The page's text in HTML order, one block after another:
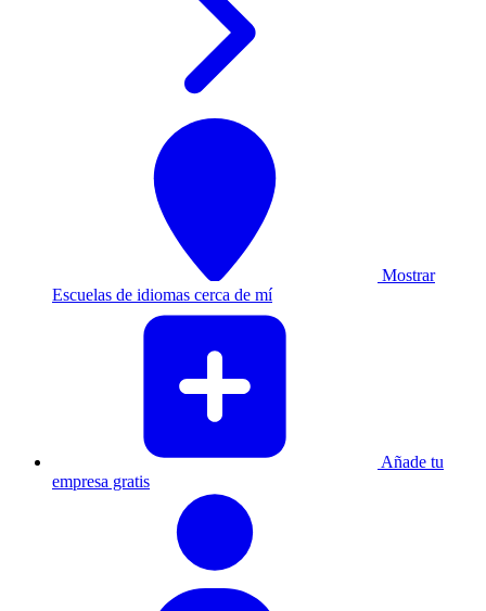
Mostrar
Escuelas de idiomas cerca de mí
Añade tu
empresa gratis